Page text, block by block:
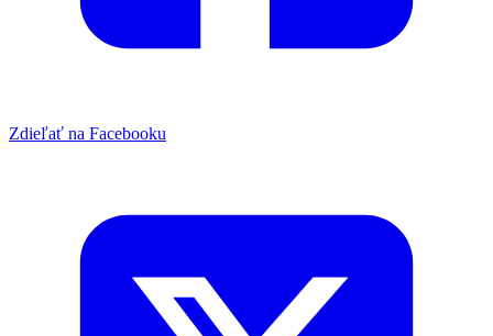
Zdieľať na Facebooku